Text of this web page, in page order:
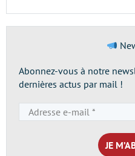
Abonnez-vous à notre
dernières actus par mail !